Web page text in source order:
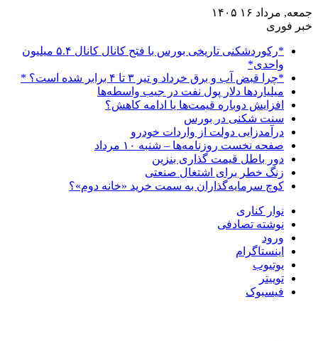
جمعه, مرداد ۱۶ ۱۴۰۵
خبر فوری
*رکوردشکنی تاریخی بورس با فتح کانال کانال ۵.۴ میلیون
واحدی*
*چرا قبض آب و برق خرداد و تیر ۳ تا ۴ برابر شده است؟ *
میلیاردها دلار پول نفت در جیب واسطه‌ها
افزایش دوباره قیمت‌ها یا ادامه کاهش؟
سنت شکنی در بورس
درآمدزایی دولت از واردات خودرو
صفحه نخست روزنامه‌ها – شنبه ۱۰ مرداد
دور باطل قیمت گذاری بنزین
زنگ خطر برای اشتغال صنعتی
کوچ سرمایه‌گذاران به سمت خرید «خانه دوم»؟
نوار کناری
نوشته تصادفی
ورود
اینستاگرام
یوتیوب
توییتر
فیسبوک